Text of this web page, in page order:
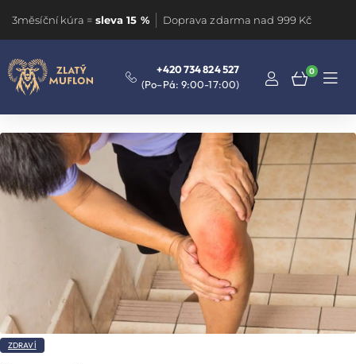
3měsíční kúra = sleva 15 % Doprava zdarma nad 999 Kč
+420 734 824 527
(Po–Pá: 9:00-17:00)
0
ZDRAVÍ